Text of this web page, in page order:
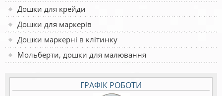
Дошки для крейди
Дошки для маркерів
Дошки маркерні в клітинку
Мольберти, дошки для малювання
ГРАФІК РОБОТИ